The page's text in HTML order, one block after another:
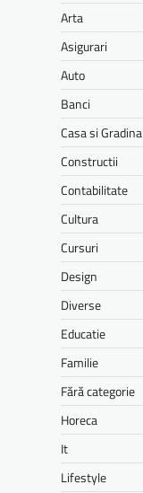
Arta
Asigurari
Auto
Banci
Casa si Gradina
Constructii
Contabilitate
Cultura
Cursuri
Design
Diverse
Educatie
Familie
Fără categorie
Horeca
It
Lifestyle